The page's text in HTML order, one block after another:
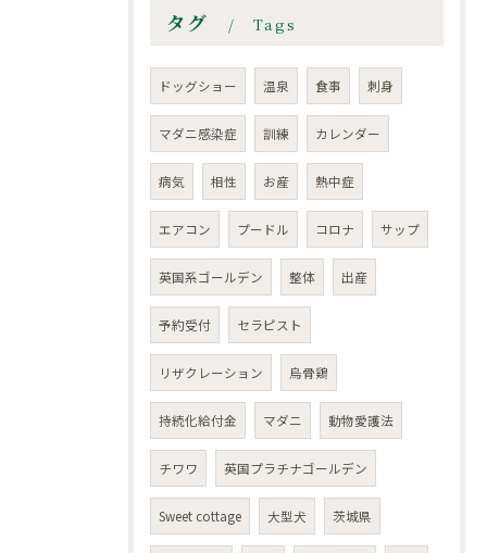
タグ Tags
ドッグショー 温泉 食事 刺身
マダニ感染症 訓練 カレンダー
病気 相性 お産 熱中症
エアコン プードル コロナ サップ
英国系ゴールデン 整体 出産
予約受付 セラピスト
リザクレーション 烏骨鶏
持続化給付金 マダニ 動物愛護法
チワワ 英国プラチナゴールデン
Sweet cottage 大型犬 茨城県